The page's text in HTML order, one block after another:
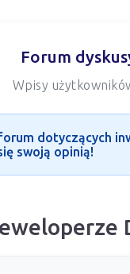
Forum
Wpisy
dotyczących
swoją opinią!